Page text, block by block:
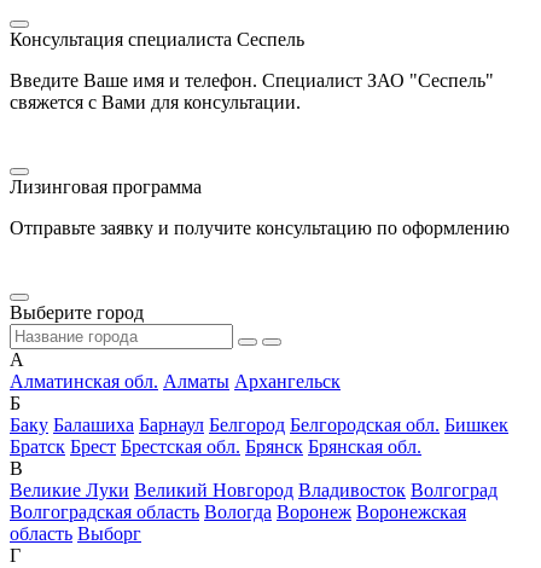
Консультация специалиста Сеспель
Введите Ваше имя и телефон. Специалист ЗАО "Сеспель"
свяжется с Вами для консультации.
Лизинговая программа
Отправьте заявку и получите консультацию по оформлению
Выберите город
А
Алматинская обл. Алматы Архангельск
Б
Баку Балашиха Барнаул Белгород Белгородская обл. Бишкек
Братск Брест Брестская обл. Брянск Брянская обл.
В
Великие Луки Великий Новгород Владивосток Волгоград
Волгоградская область Вологда Воронеж Воронежская
область Выборг
Г